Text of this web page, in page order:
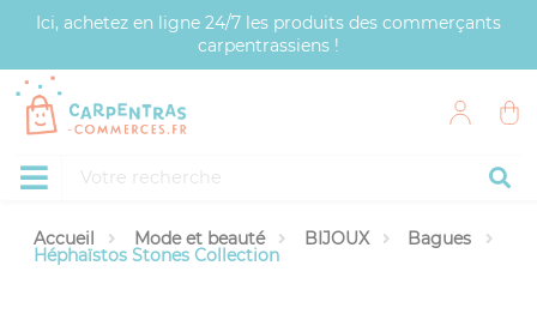
Ici, achetez en ligne 24/7 les produits des commerçants
carpentrassiens !
Accueil Mode et beauté BIJOUX Bagues
Héphaïstos Stones Collection
Panneau de gestion des cookies